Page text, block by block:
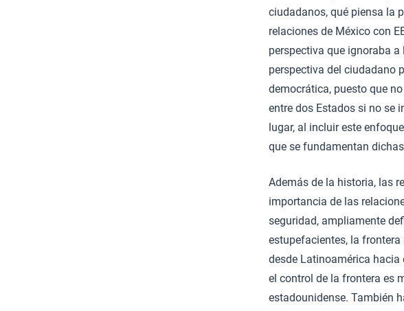
ciudadanos, qué piensa la
relaciones de México con
perspectiva que ignoraba
perspectiva del ciudadano
democrática, puesto que
entre dos Estados si no se
lugar, al incluir este
que se fundamentan
Además de la historia, las
importancia de las
seguridad, ampliamente
estupefacientes, la
desde Latinoamérica hacia
el control de la frontera es
estadounidense. También